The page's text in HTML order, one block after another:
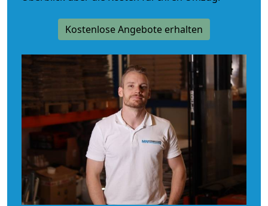
Kostenlose Angebote erhalten